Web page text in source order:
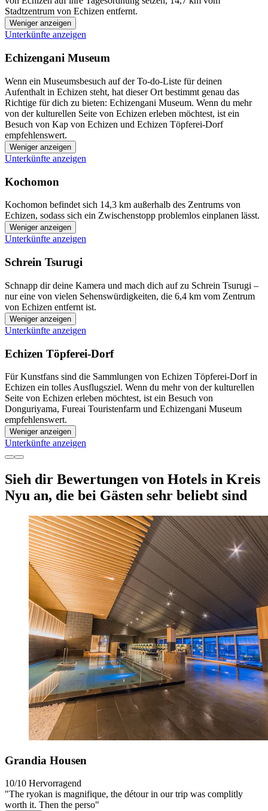
Stadtzentrum von Echizen entfernt.
Weniger anzeigen
Unterkünfte anzeigen
Echizengani Museum
Wenn ein Museumsbesuch auf der To-do-Liste für deinen
Aufenthalt in Echizen steht, hat dieser Ort bestimmt genau das
Richtige für dich zu bieten: Echizengani Museum. Wenn du mehr
von der kulturellen Seite von Echizen erleben möchtest, ist ein
Besuch von Kap von Echizen und Echizen Töpferei-Dorf
empfehlenswert.
Weniger anzeigen
Unterkünfte anzeigen
Kochomon
Kochomon befindet sich 14,3 km außerhalb des Zentrums von
Echizen, sodass sich ein Zwischenstopp problemlos einplanen lässt.
Weniger anzeigen
Unterkünfte anzeigen
Schrein Tsurugi
Schnapp dir deine Kamera und mach dich auf zu Schrein Tsurugi –
nur eine von vielen Sehenswürdigkeiten, die 6,4 km vom Zentrum
von Echizen entfernt ist.
Weniger anzeigen
Unterkünfte anzeigen
Echizen Töpferei-Dorf
Für Kunstfans sind die Sammlungen von Echizen Töpferei-Dorf in
Echizen ein tolles Ausflugsziel. Wenn du mehr von der kulturellen
Seite von Echizen erleben möchtest, ist ein Besuch von
Donguriyama, Fureai Touristenfarm und Echizengani Museum
empfehlenswert.
Weniger anzeigen
Unterkünfte anzeigen
Sieh dir Bewertungen von Hotels in Kreis
Nyu an, die bei Gästen sehr beliebt sind
Grandia Housen
10/10 Hervorragend
"The ryokan is magnifique, the détour in our trip was complitly
worth it. Then the perso"